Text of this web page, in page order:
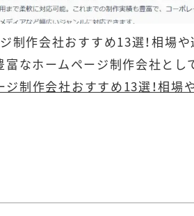
制作会社おすすめ13選！相場や
なホームページ制作会社とし
制作会社おすすめ13選！相場